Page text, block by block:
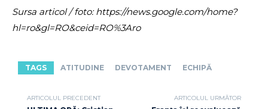
Sursa articol / foto: https://news.google.com/home?
hl=ro&gl=RO&ceid=RO%3Aro
TAGS ATITUDINE DEVOTAMENT ECHIPĂ
ARTICOLUL PRECEDENT ARTICOLUL URMĂTOR